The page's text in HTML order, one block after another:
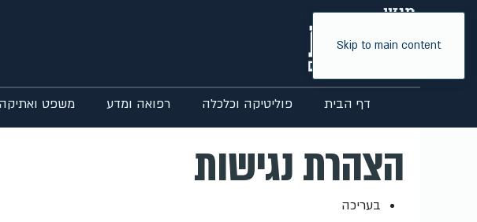
Skip to main content
דף הבית פוליטיקה וכלכלה רפואה ומדע משפט ואתיקה
הצהרת נגישות
בעריכה